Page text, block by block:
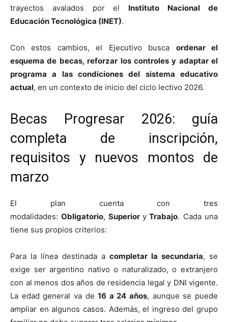
trayectos avalados por el Instituto Nacional de
Educación Tecnológica (INET).
Con estos cambios, el Ejecutivo busca ordenar el
esquema de becas, reforzar los controles y adaptar el
programa a las condiciones del sistema educativo
actual, en un contexto de inicio del ciclo lectivo 2026.
Becas Progresar 2026: guía
completa de inscripción,
requisitos y nuevos montos de
marzo
El plan cuenta con tres
modalidades:Obligatorio, Superiory Trabajo. Cada una
tiene sus propios criterios:
Para la línea destinada a completar la secundaria, se
exige ser argentino nativo o naturalizado, o extranjero
con al menos dos años de residencia legal y DNI vigente.
La edad general va de16 a 24 años, aunque se puede
ampliar en algunos casos. Además, el ingreso del grupo